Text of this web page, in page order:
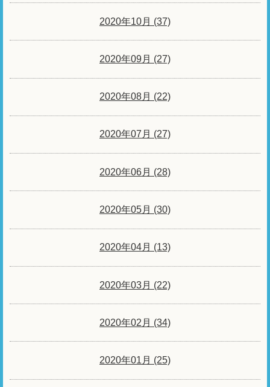
2020年10月 (37)
2020年09月 (27)
2020年08月 (22)
2020年07月 (27)
2020年06月 (28)
2020年05月 (30)
2020年04月 (13)
2020年03月 (22)
2020年02月 (34)
2020年01月 (25)